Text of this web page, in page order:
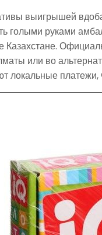
выигрышей
голыми руками
Казахстане.
или во
платежи,